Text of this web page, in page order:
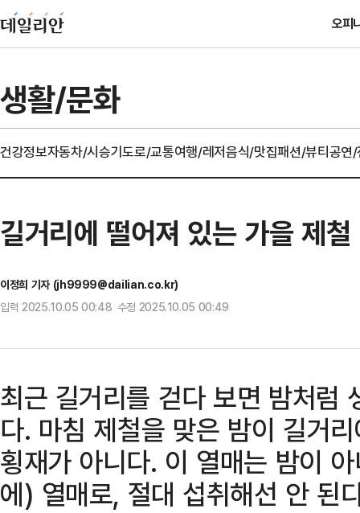
오피
생활/문화
건강정보자동차/시승기도로/교통여행/레저음식/맛집패션/뷰티공연
길거리에 떨어져 있는 가을 제
이정희 기자 (jh9999@dailian.co.kr)
입력 2025.10.05 00:48 수정 2025.10.05 00:49
최근 길거리를 걷다 보면 밤처럼
다. 마침 제철을 맞은 밤이 길거
횡재가 아니다. 이 열매는 밤이
에) 열매로, 절대 섭취해선 안 된